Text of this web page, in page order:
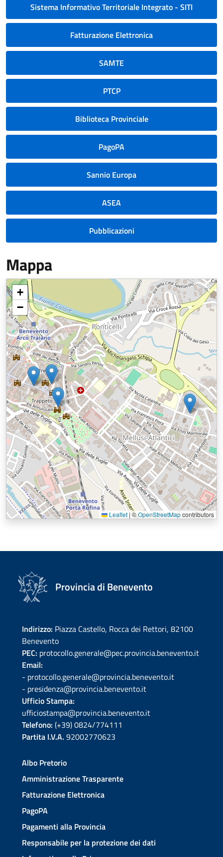
Sistema Informativo Territoriale Integrato - SITI
Fatturazione Elettronica
SAMTE
PTCP
Biblioteca Provinciale
PagoPA
Sannio Europa
ASEA
Pubblicazioni
Mappa
+
−
Leaflet |©OpenStreetMapcontributors
Provincia di Benevento
Indirizzo: Piazza Castello, Rocca dei Rettori, 82100
Benevento
PEC: protocollo.generale@pec.provincia.benevento.it
Email:
- protocollo.generale@provincia.benevento.it
- presidenza@provincia.benevento.it
Ufficio Stampa:
ufficiostampa@provincia.benevento.it
Telefono: (+39) 0824/774111
Partita I.V.A. 92002770623
Albo Pretorio
Amministrazione Trasparente
Fatturazione Elettronica
PagoPA
Pagamenti alla Provincia
Responsabile per la protezione dei dati